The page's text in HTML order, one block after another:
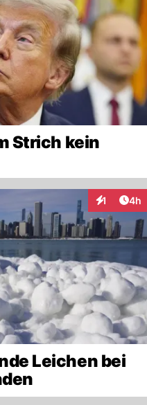
Strich kein
1 4h
Leichen bei